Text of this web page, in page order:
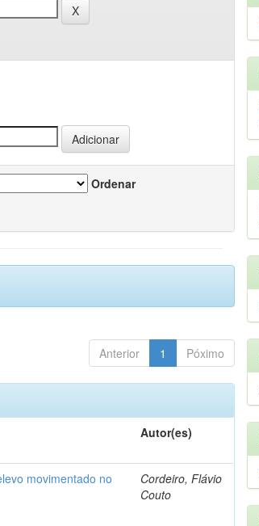
Ordenar
Anterior 1 Póximo
Autor(es)
movimentado no
Cordeiro, Flávio
Couto